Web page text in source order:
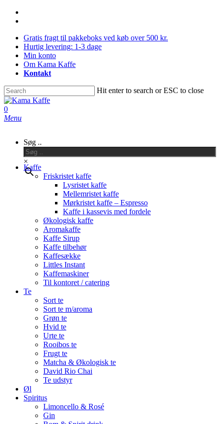
Skip
contentGratis fragt til pakkeboks ved køb over 500 kr.
Hurtig levering: 1-3 dage
Min konto
Om Kama Kaffe
Kontakt
Hit enter to search or ESC to close
Close
Search
0
Menu
Søg ..
×
Kaffe
Friskristet kaffe
Lysristet kaffe
Mellemristet kaffe
Mørkristet kaffe – Espresso
Kaffe i kassevis med fordele
Økologisk kaffe
Aromakaffe
Kaffe Sirup
Kaffe tilbehør
Kaffesække
Littles Instant
Kaffemaskiner
Til kontoret / catering
Te
Sort te
Sort te m/aroma
Grøn te
Hvid te
Urte te
Rooibos te
Frugt te
Matcha & Økologisk te
David Rio Chai
Te udstyr
Øl
Spiritus
Limoncello & Rosé
Gin